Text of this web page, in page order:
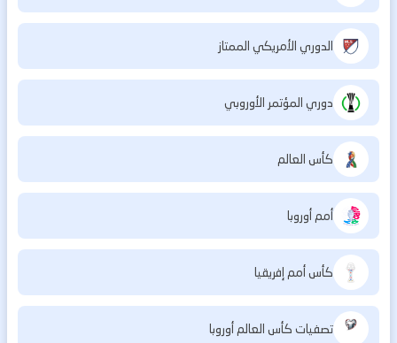
الدوري الأمريكي الممتاز
دوري المؤتمر الأوروبي
كأس العالم
أمم أوروبا
كأس أمم إفريقيا
تصفيات كأس العالم أوروبا